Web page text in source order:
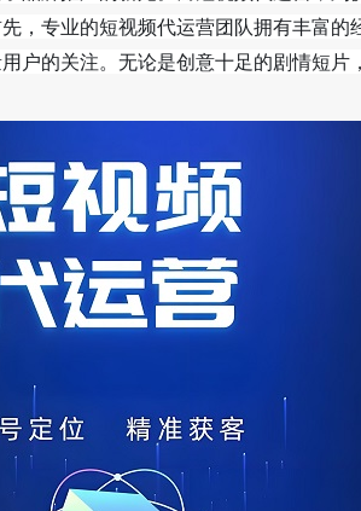
，专业的短视频代运营团队拥有丰富
户的关注。无论是创意十足的剧情短